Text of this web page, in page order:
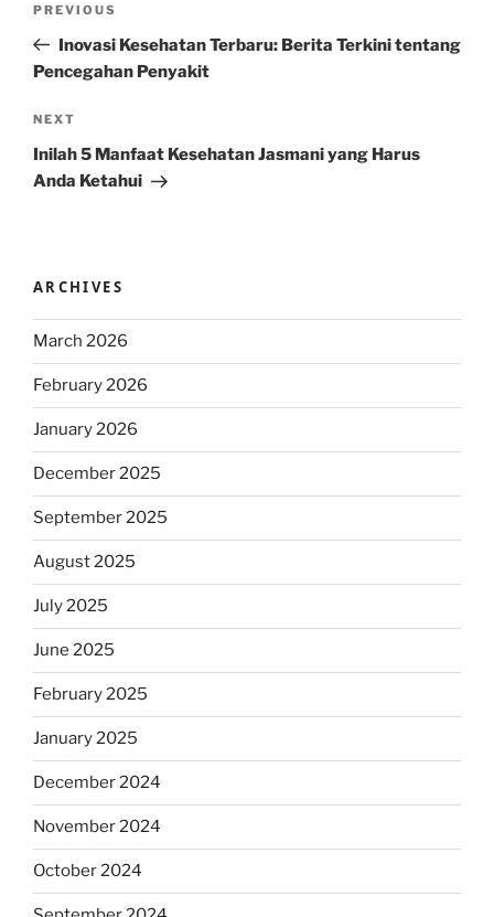
Previous
Post
PREVIOUS
Inovasi Kesehatan Terbaru: Berita Terkini tentang
Pencegahan Penyakit
Next
Post
NEXT
Inilah 5 Manfaat Kesehatan Jasmani yang Harus
Anda Ketahui
ARCHIVES
March 2026
February 2026
January 2026
December 2025
September 2025
August 2025
July 2025
June 2025
February 2025
January 2025
December 2024
November 2024
October 2024